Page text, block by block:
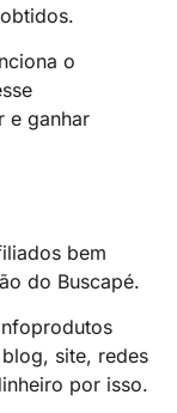
o
e ganhar
bem
do Buscapé.
site, redes
por isso.